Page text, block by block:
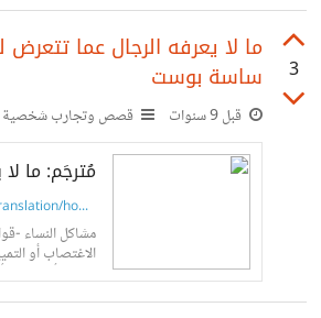
3
ما لا يعرفه الرجال عما
ساسة بوست
قبل 9 سنوات قصص وتجارب شخصية
www.sasapost.com/translation/how-...
مشاكل النساء -
الاغتصاب أو
يحدث أمرٌ ما،